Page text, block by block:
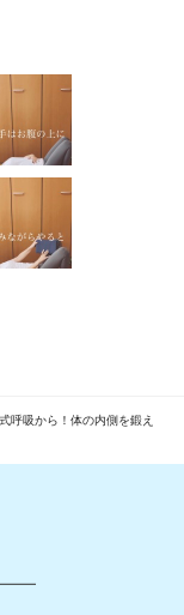
呼吸から！体の内側を鍛え